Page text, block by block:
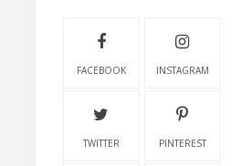
FACEBOOK INSTAGRAM
TWITTER PINTEREST